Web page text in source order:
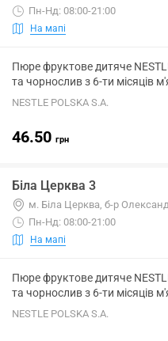
Пн-Нд: 08:00-21:00
На мапі
Пюре фруктове дитяче
та чорнослив з 6-ти місяців
NESTLE POLSKA S.A.
46.50 грн
Біла Церква 3
м. Біла Церква, б-р
Пн-Нд: 08:00-21:00
На мапі
Пюре фруктове дитяче
та чорнослив з 6-ти місяців
NESTLE POLSKA S.A.